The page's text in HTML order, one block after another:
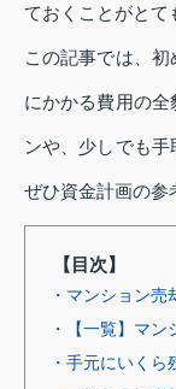
ておくことがとて
この記事では、
にかかる費用の
ンや、少しでも手
ぜひ資金計画の参
【目次】
・マンション
・【一覧】マ
・手元にいく